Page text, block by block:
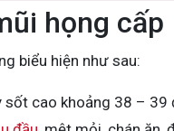
họng cấp
biểu hiện như sau:
cao khoảng 38 – 39